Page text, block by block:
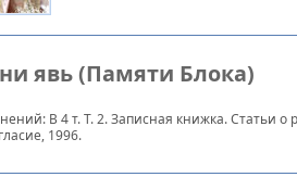
явь (Памяти Блока)
В 4 т. Т. 2. Записная книжка. Статьи о
1996.